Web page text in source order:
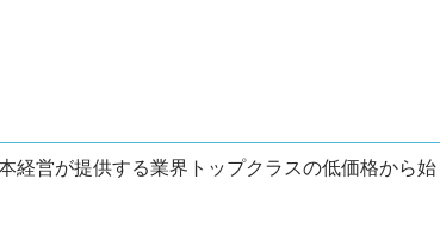
経営が提供する業界トップクラスの低価格から始